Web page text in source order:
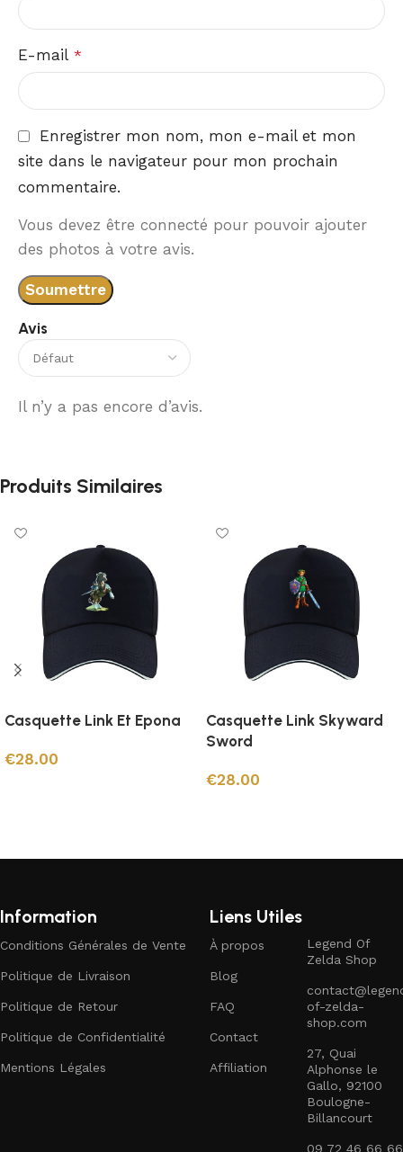
Avis
Il n’y a pas encore d’avis.
E-mail *
Enregistrer mon nom, mon e-mail et mon
site dans le navigateur pour mon prochain
commentaire.
Vous devez être connecté pour pouvoir ajouter
des photos à votre avis.
Produits Similaires
Casquette Link Et Epona
€28.00
Casquette Link Skyward
Sword
€28.00
Information
Conditions Générales de Vente
Politique de Livraison
Politique de Retour
Politique de Confidentialité
Mentions Légales
Liens Utiles
À propos
Blog
FAQ
Contact
Affiliation
Legend Of
Zelda Shop
of-zelda-
shop.com
27, Quai
Alphonse le
Gallo, 92100
Boulogne-
Billancourt
09 72 46 66 66